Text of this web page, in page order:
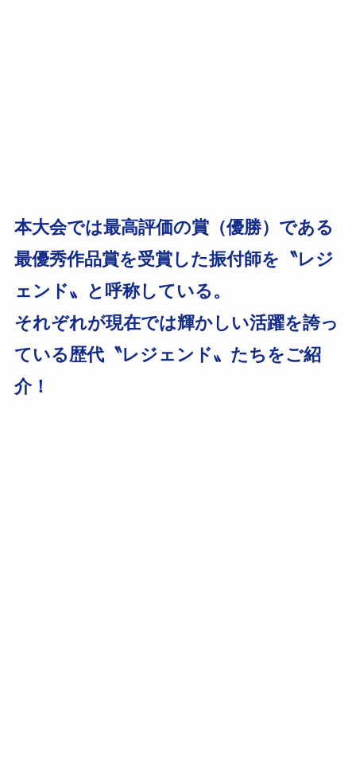
本大会では最高評価の賞（優勝）である
最優秀作品賞を受賞した振付師を〝レジ
ェンド〟と呼称している。
それぞれが現在では輝かしい活躍を誇っ
ている歴代〝レジェンド〟たちをご紹
介！